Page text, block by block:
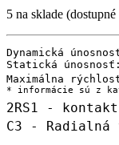
5 na sklade
Dynamická
Statická
Maximálna
2RS1 -
C3 - Radialná